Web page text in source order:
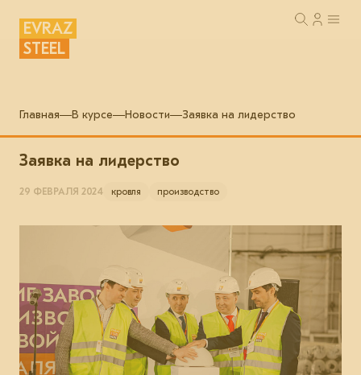
EVRAZ
STEEL
Главная В курсе Новости Заявка на лидерство
Заявка на лидерство
29 ФЕВРАЛЯ 2024 кровля производство